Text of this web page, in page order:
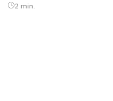
2 min.